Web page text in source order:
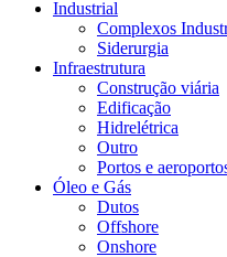
Industrial
Complexos
Siderurgia
Infraestrutura
Construção viária
Edificação
Hidrelétrica
Outro
Portos e
Óleo e Gás
Dutos
Offshore
Onshore